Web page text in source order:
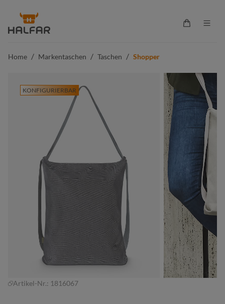
springen
Home / Markentaschen / Taschen / Shopper
KONFIGURIERBAR
Artikel-Nr.: 1816067